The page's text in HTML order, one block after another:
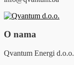
O nama
Qvantum Energi d.o.o.